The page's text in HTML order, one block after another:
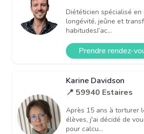
Diététicien spécialisé
longévité, jeûne et
habitudesJ’ac...
Prendre rendez-
Karine Davidson
📍 59940 Estaires
Après 15 ans à torturer
élèves, j'ai décidé de
pour calcu...